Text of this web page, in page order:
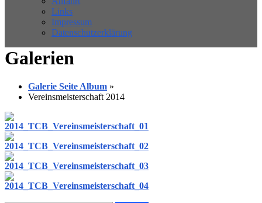
Links
Impressum
Datenschutzerklärung
Galerien
Galerie Seite Album »
Vereinsmeisterschaft 2014